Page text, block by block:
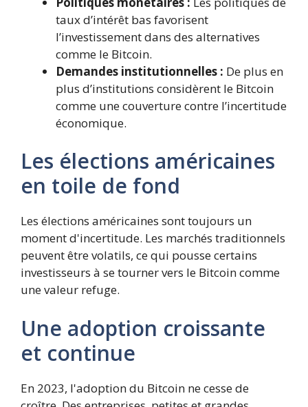
taux d’intérêt bas favorisent
l’investissement dans des alternatives
comme le Bitcoin.
Demandes institutionnelles : De plus en
plus d’institutions considèrent le Bitcoin
comme une couverture contre l’incertitude
économique.
Les élections américaines
en toile de fond
Les élections américaines sont toujours un
moment d'incertitude. Les marchés traditionnels
peuvent être volatils, ce qui pousse certains
investisseurs à se tourner vers le Bitcoin comme
une valeur refuge.
Une adoption croissante
et continue
En 2023, l'adoption du Bitcoin ne cesse de